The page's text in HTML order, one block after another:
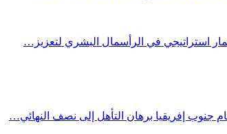
استراتيجي في الرأسمال البشري لتعزيز…
جنوب إفريقيا برهان التأهل إلى نصف النهائي…